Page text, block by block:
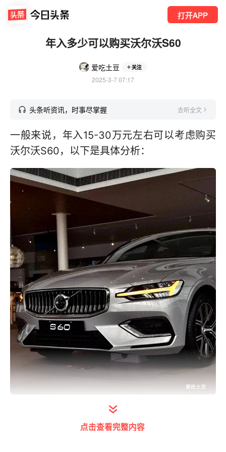
打开APP
年入多少可以购买沃尔沃S60
爱吃土豆 关注
2025-3-7 07:17
头条听资讯，时事尽掌握 去听全文
一般来说，年入15-30万元左右可以考虑购买
沃尔沃S60，以下是具体分析：
打开今日头条查看图片详情
点击查看完整内容